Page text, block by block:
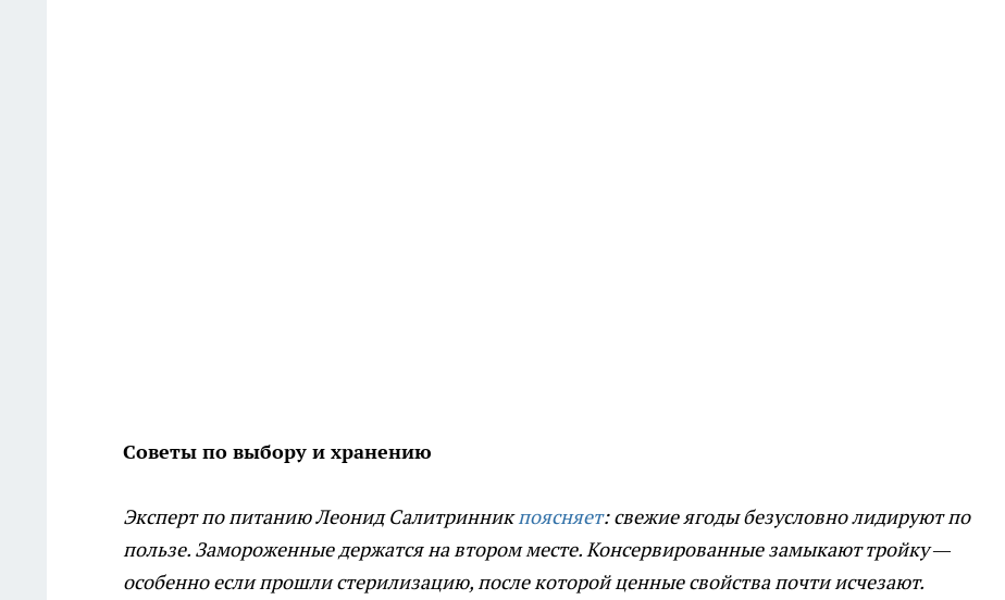
Советы по выбору и хранению
Эксперт по питанию Леонид Салитринникпоясняет: свежие ягоды безусловно лидируют по
пользе. Замороженные держатся на втором месте. Консервированные замыкают тройку —
особенно если прошли стерилизацию, после которой ценные свойства почти исчезают.